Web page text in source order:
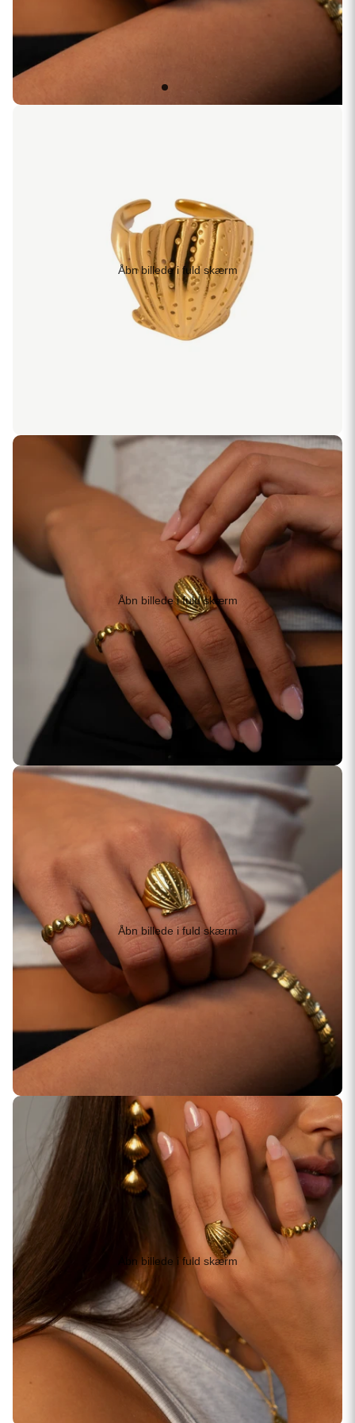
Åbn billede i fuld skærm
Åbn billede i fuld skærm
Åbn billede i fuld skærm
Åbn billede i fuld skærm